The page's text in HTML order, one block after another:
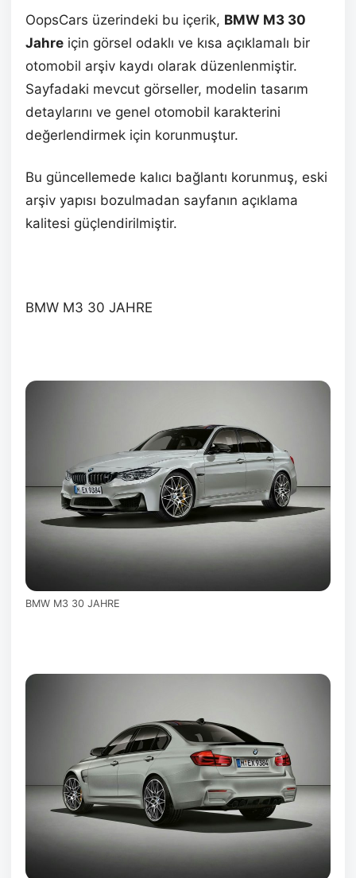
OopsCars üzerindeki bu içerik, BMW M3 30
Jahre için görsel odaklı ve kısa açıklamalı bir
otomobil arşiv kaydı olarak düzenlenmiştir.
Sayfadaki mevcut görseller, modelin tasarım
detaylarını ve genel otomobil karakterini
değerlendirmek için korunmuştur.
Bu güncellemede kalıcı bağlantı korunmuş, eski
arşiv yapısı bozulmadan sayfanın açıklama
kalitesi güçlendirilmiştir.
BMW M3 30 JAHRE
BMW M3 30 JAHRE